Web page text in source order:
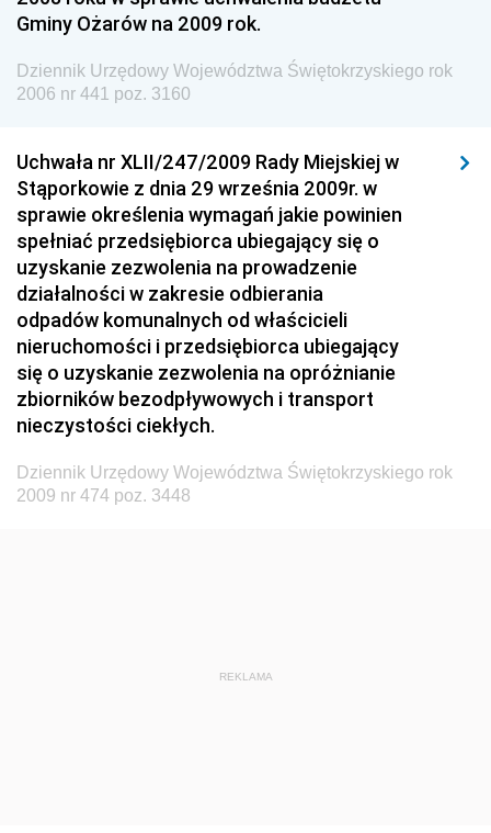
Społecznej
Dziennik Urzędowy Urzędu Lotnictwa Cywilnego
Dziennik Urzędowy Ministerstwa Hutnictwa i
Przemysłu Maszynowego
Dziennik Urzędowy Ministerstwa Zdrowia i Opieki
Społecznej
Dziennik Urzędowy Ministerstwa Rolnictwa, Leśnictwa
i Gospodarki Żywnościowej
Dziennik Urzędowy Ministra Spraw Wewnętrznych
Dziennik Urzędowy Ministra Transportu, Budownictwa
i Gospodarki Morskiej
Dziennik Urzędowy Ministra Administracji i Cyfryzacji
Dziennik Urzędowy Głównego Inspektora Ochrony
Dziennik Urzędowy Ministra Budownictwa i Przemysłu
Gminy Ożarów na 2009 rok.
Dziennik Urzędowy Województwa Świętokrzyskiego rok
2006 nr 441 poz. 3160
Uchwała nr XLII/247/2009 Rady Miejskiej w
Stąporkowie z dnia 29 września 2009r. w
sprawie określenia wymagań jakie powinien
spełniać przedsiębiorca ubiegający się o
uzyskanie zezwolenia na prowadzenie
działalności w zakresie odbierania
odpadów komunalnych od właścicieli
nieruchomości i przedsiębiorca ubiegający
się o uzyskanie zezwolenia na opróżnianie
zbiorników bezodpływowych i transport
nieczystości ciekłych.
Dziennik Urzędowy Województwa Świętokrzyskiego rok
2009 nr 474 poz. 3448
REKLAMA